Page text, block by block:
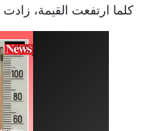
كلما ارتفعت القيمة،